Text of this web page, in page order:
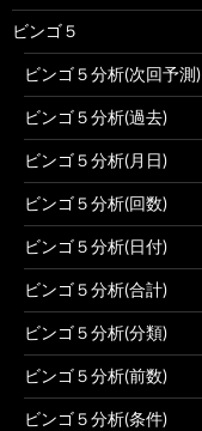
ビンゴ５
ビンゴ５分析(次回予測)
ビンゴ５分析(過去)
ビンゴ５分析(月日)
ビンゴ５分析(回数)
ビンゴ５分析(日付)
ビンゴ５分析(合計)
ビンゴ５分析(分類)
ビンゴ５分析(前数)
ビンゴ５分析(条件)